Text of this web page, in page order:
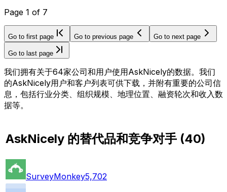
Page 1 of 7
Go to first page Go to previous page Go to next page
Go to last page
我们拥有关于64家公司和用户使用AskNicely的数据。我们
的AskNicely用户和客户列表可供下载，并附有重要的公司信
息，包括行业分类、组织规模、地理位置、融资轮次和收入数
据等。
AskNicely 的替代品和竞争对手 (40)
SurveyMonkey5,702